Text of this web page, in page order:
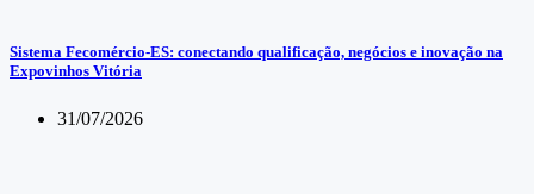
Sistema Fecomércio-ES: conectando qualificação, negócios e inovação na
Expovinhos Vitória
31/07/2026